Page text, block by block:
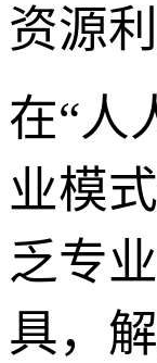
资源
在“人
业模
乏专
具，